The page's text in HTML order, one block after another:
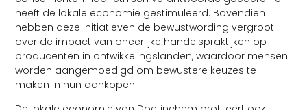
heeft de lokale economie gestimuleerd. Bovendien
hebben deze initiatieven de bewustwording vergroot
over de impact van oneerlijke handelspraktijken op
producenten in ontwikkelingslanden, waardoor mensen
worden aangemoedigd om bewustere keuzes te
maken in hun aankopen.